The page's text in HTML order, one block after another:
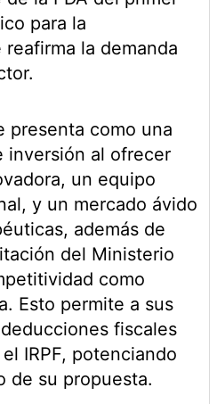
para la
la demanda
presenta como una
inversión al ofrecer
un equipo
y un mercado ávido
además de
del Ministerio
como
Esto permite a sus
fiscales
IRPF, potenciando
de su propuesta.